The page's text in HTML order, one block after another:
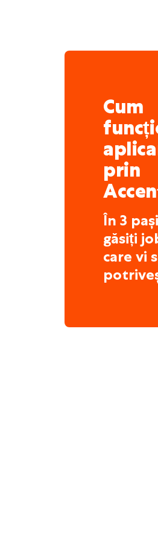
Cum
prin
În 3
găsiți
care vi